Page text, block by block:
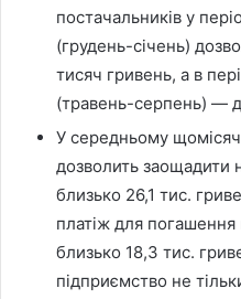
постачальників у
(грудень-січень)
тисяч гривень, а в
(травень-серпень) —
У середньому
дозволить заощадити
близько 26,1 тис.
платіж для
близько 18,3 тис.
підприємство не